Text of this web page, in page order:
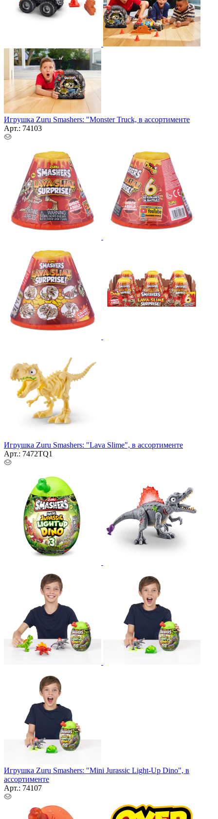
Игрушка Zuru Smashers: "Monster Truck, в ассортименте
Арт.: 74103
Игрушка Zuru Smashers: "Lava Slime", в ассортименте
Арт.: 7472TQ1
Игрушка Zuru Smashers: "Mini Jurassic Light-Up Dino", в
ассортименте
Арт.: 74107